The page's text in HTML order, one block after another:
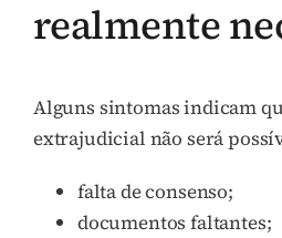
realmente
Alguns sintomas indicam
extrajudicial não será
falta de consenso;
documentos faltantes;